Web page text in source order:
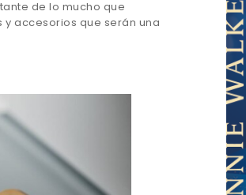
de lo mucho que
accesorios que serán una